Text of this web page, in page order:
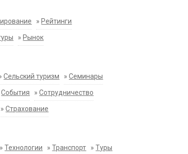
» Рейтинги
» Рынок
Сельский туризм »Семинары
События »Сотрудничество
»Страхование
»Технологии »Транспорт »Туры